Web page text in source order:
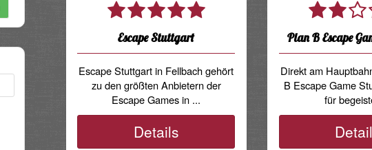
Escape Stuttgart
Escape Stuttgart in Fellbach gehört
zu den größten Anbietern der
Escape Games in ...
Details
Plan B Escape
Direkt am
B Escape Game
für